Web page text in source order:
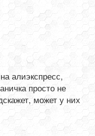
алиэкспресс,
просто не
может у них